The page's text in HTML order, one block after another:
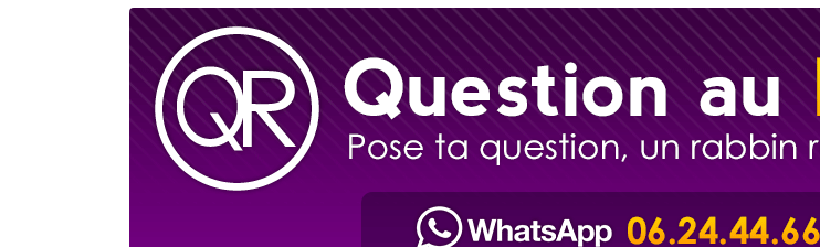
Ariel vient de donner son Maasser
Nathaniel vient de donner son Maasser
6 personnes viennent de faire un don pour 5 enfants déjà
10 personnes viennent de demander une bénédiction
Il reste 49 places pour étudier en groupe sur Zoom
2 personnes viennent de nous rejoindre sur WhatsApp